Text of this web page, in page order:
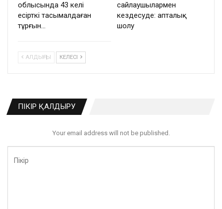
облысында 43 келі
есірткі тасымалдаған
тұрғын…
сайлаушылармен
кездесуде: апталық
шолу
АЛДЫҢҒЫ КЕЛЕСІ
ПІКІР ҚАЛДЫРУ
Your email address will not be published.